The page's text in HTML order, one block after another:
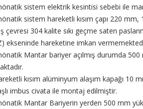
sistem elektrik kesintisi sebebi ile
sistem hareketli kısım çapı 220 mm,
çevresi 304 kalite sıkı geçme saten
ekseninde hareketine imkan
Mantar bariyer açılmış durumda
kısım alüminyum alaşım kapağı
imbus civata ile montaj edilmiştir.
Mantar Bariyerin yerden 500 mm